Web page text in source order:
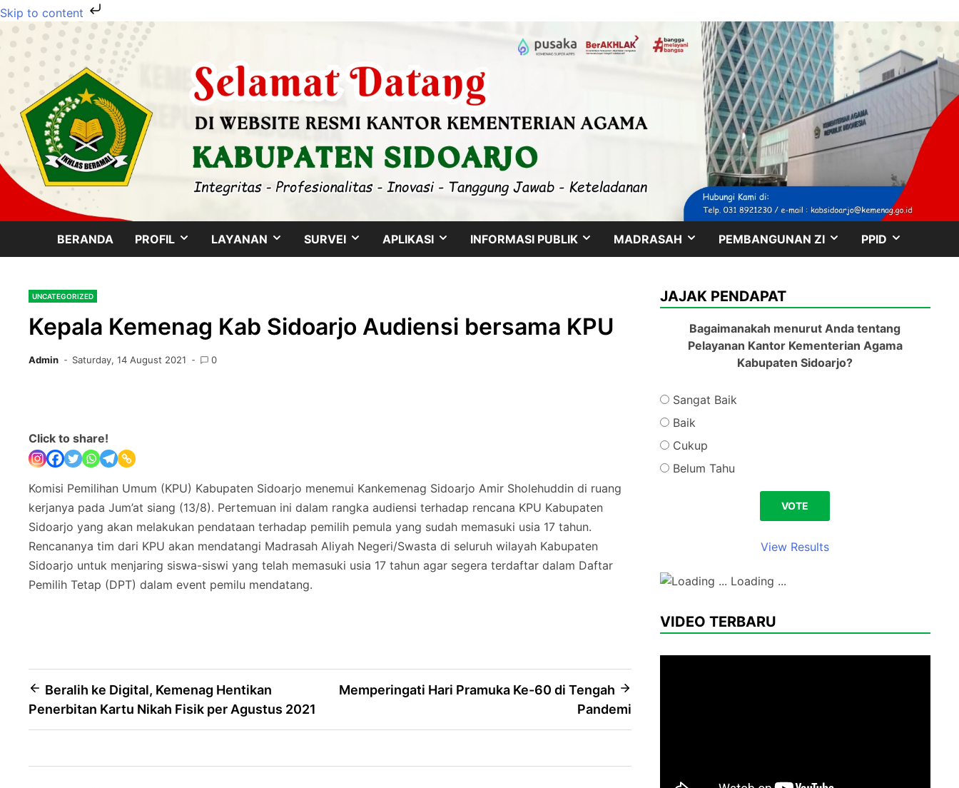
Skip to content
Skip
BERANDA PROFIL SHOWLAYANAN SHOWSURVEI SHOWAPLIKASI SHOWINFORMASI PUBLIK SHOWMADRASAH SHOW
MENU
PEMBANGUNAN ZI SHOW
MENU
PPID
MENU
UNCATEGORIZED
Kepala Kemenag Kab Sidoarjo Audiensi bersama KPU
Admin Saturday, 14 August 2021 0
Click to share!
Komisi Pemilihan Umum (KPU) Kabupaten Sidoarjo menemui Kankemenag Sidoarjo Amir Sholehuddin di ruang
kerjanya pada Jum’at siang (13/8). Pertemuan ini dalam rangka audiensi terhadap rencana KPU Kabupaten
Sidoarjo yang akan melakukan pendataan terhadap pemilih pemula yang sudah memasuki usia 17 tahun.
Rencananya tim dari KPU akan mendatangi Madrasah Aliyah Negeri/Swasta di seluruh wilayah Kabupaten
Sidoarjo untuk menjaring siswa-siswi yang telah memasuki usia 17 tahun agar segera terdaftar dalam Daftar
Pemilih Tetap (DPT) dalam event pemilu mendatang.
Post
navigation
Beralih ke Digital, Kemenag Hentikan
Penerbitan Kartu Nikah Fisik per Agustus 2021
Memperingati Hari Pramuka Ke-60 di Tengah
Pandemi
JAJAK PENDAPAT
Bagaimanakah menurut Anda tentang
Pelayanan Kantor Kementerian Agama
Kabupaten Sidoarjo?
Sangat Baik
Baik
Cukup
Belum Tahu
View Results
Loading ...
VIDEO TERBARU